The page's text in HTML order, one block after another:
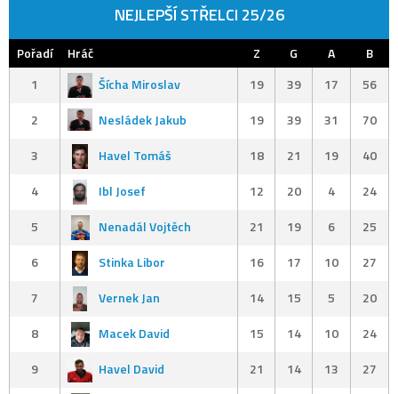
NEJLEPŠÍ STŘELCI 25/26
Pořadí Hráč Z G A
B
1
Šícha Miroslav 19 39 17
56
2
Nesládek Jakub 19 39 31
70
3
Havel Tomáš 18 21 19
40
4
Ibl Josef 12 20 4
24
5
Nenadál Vojtěch 21 19 6
25
6
Stinka Libor 16 17 10
27
7
Vernek Jan 14 15 5
20
8
Macek David 15 14 10
24
9
Havel David 21 14 13
27